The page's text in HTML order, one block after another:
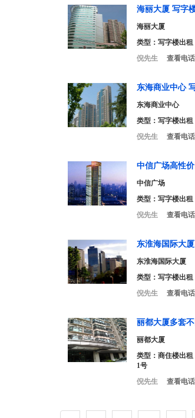
海丽大厦 写字
海丽大厦
类型： 写字楼出租
倪先生
查看电话
东海商业中心
东海商业中心
类型： 写字楼出租
倪先生
查看电话
中信广场高性
中信广场
类型： 写字楼出租
倪先生
查看电话
东淮海国际大
东淮海国际大厦
类型： 写字楼出租
倪先生
查看电话
丽都大厦多套
丽都大厦
类型： 商住楼出租
1号
倪先生
查看电话